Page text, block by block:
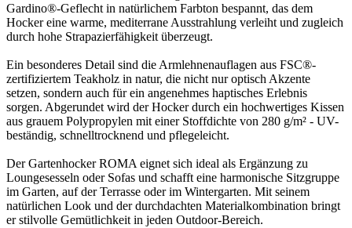
Gardino®-Geflecht in natürlichem Farbton bespannt, das dem
Hocker eine warme, mediterrane Ausstrahlung verleiht und zugleich
durch hohe Strapazierfähigkeit überzeugt.
Ein besonderes Detail sind die Armlehnenauflagen aus FSC®-
zertifiziertem Teakholz in natur, die nicht nur optisch Akzente
setzen, sondern auch für ein angenehmes haptisches Erlebnis
sorgen. Abgerundet wird der Hocker durch ein hochwertiges Kissen
aus grauem Polypropylen mit einer Stoffdichte von 280 g/m² - UV-
beständig, schnelltrocknend und pflegeleicht.
Der Gartenhocker ROMA eignet sich ideal als Ergänzung zu
Loungesesseln oder Sofas und schafft eine harmonische Sitzgruppe
im Garten, auf der Terrasse oder im Wintergarten. Mit seinem
natürlichen Look und der durchdachten Materialkombination bringt
er stilvolle Gemütlichkeit in jeden Outdoor-Bereich.